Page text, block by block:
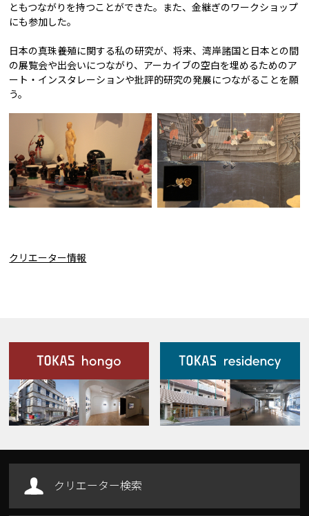
ともつながりを持つことができた。また、金継ぎのワークショップ
にも参加した。
日本の真珠養殖に関する私の研究が、将来、湾岸諸国と日本との間
の展覧会や出会いにつながり、アーカイブの空白を埋めるためのア
ート・インスタレーションや批評的研究の発展につながることを願
う。
クリエーター情報
施設案内
Our Facilities
クリエーター検索